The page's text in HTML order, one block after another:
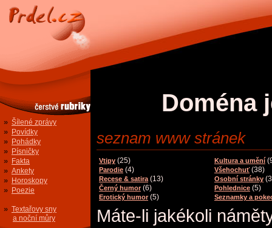
» Šílené zprávy
» Povídky
» Pohádky
» Písničky
» Fakta
» Ankety
» Horoskopy
» Poezie
» Textařovy sny
a noční můry
Doména
seznam www stránek
Vtipy (25)
Parodie (4)
Recese & satira(13)
Černý humor(6)
Erotický humor(5)
Kultura a umění
Všehochuť(38)
Osobní stránky
Pohlednice (5)
Seznamky a
Máte-li jakékoli